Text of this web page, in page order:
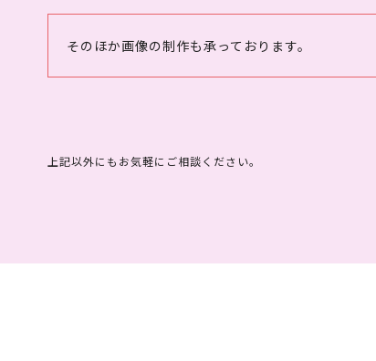
そのほか画像の制作も承っております。
上記以外にもお気軽にご相談ください。